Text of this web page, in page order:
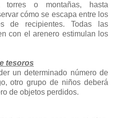
torres o montañas, hasta
cómo se escapa entre los
de recipientes. Todas las
con el arenero estimulan los
tesoros
un determinado número de
otro grupo de niños deberá
de objetos perdidos.